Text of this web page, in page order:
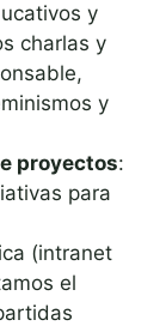
y
charlas y
y
proyectos:
para
(intranet
el